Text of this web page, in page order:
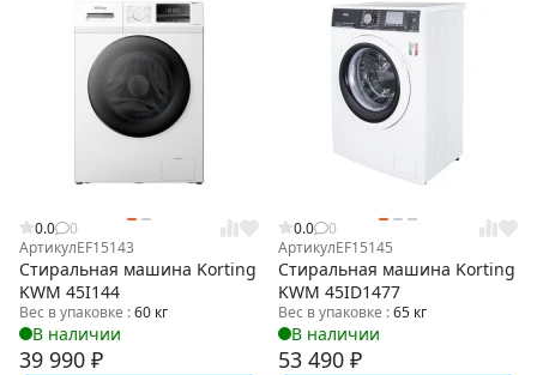
0.0
0
АртикулEF15143
Стиральная машина Korting
KWM 45I144
Вес в упаковке :60 кг
В наличии
39 990 ₽
0.0
0
АртикулEF15145
Стиральная машина Korting
KWM 45ID1477
Вес в упаковке :65 кг
В наличии
53 490 ₽